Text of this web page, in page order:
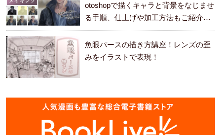
otoshopで描くキャラと背景をなじませ
る手順、仕上げや加工方法もご紹介し
ます。
魚眼パースの描き方講座！レンズの歪
みをイラストで表現！